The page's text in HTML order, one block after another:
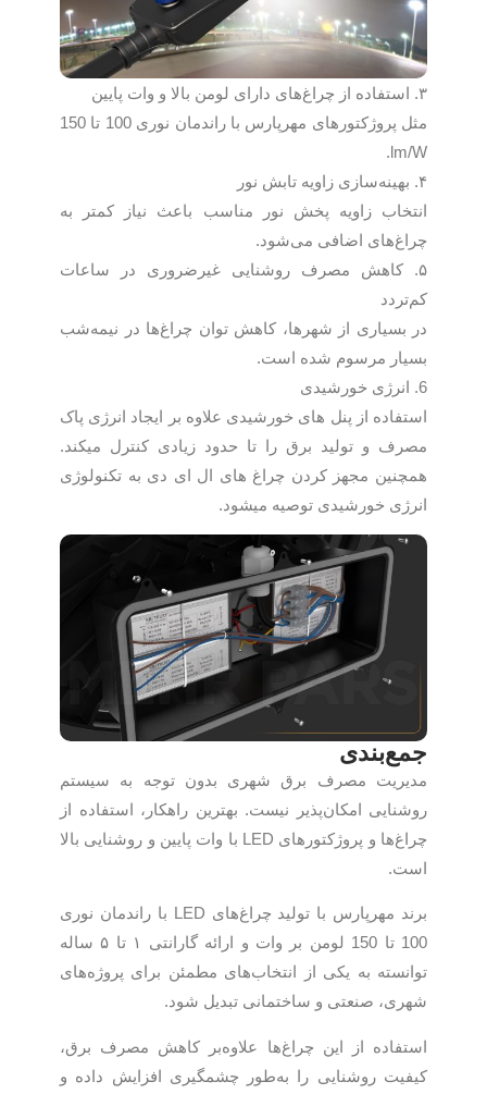
۳. استفاده از چراغ‌های دارای لومن بالا و وات پایین
مثل پروژکتورهای مهرپارس با راندمان نوری 100 تا 150
lm/W.
۴. بهینه‌سازی زاویه تابش نور
انتخاب زاویه پخش نور مناسب باعث نیاز کمتر به
چراغ‌های اضافی می‌شود.
۵. کاهش مصرف روشنایی غیرضروری در ساعات
کم‌تردد
در بسیاری از شهرها، کاهش توان چراغ‌ها در نیمه‌شب
بسیار مرسوم شده است.
6. انرژی خورشیدی
استفاده از پنل های خورشیدی علاوه بر ایجاد انرژی پاک
مصرف و تولید برق را تا حدود زیادی کنترل میکند.
همچنین مجهز کردن چراغ های ال ای دی به تکنولوژی
انرژی خورشیدی توصیه میشود.
جمع‌بندی
مدیریت مصرف برق شهری بدون توجه به سیستم
روشنایی امکان‌پذیر نیست. بهترین راهکار، استفاده از
چراغ‌ها و پروژکتورهای LED با وات پایین و روشنایی بالا
است.
برند مهرپارس با تولید چراغ‌های LED با راندمان نوری
100 تا 150 لومن بر وات و ارائه گارانتی ۱ تا ۵ ساله
توانسته به یکی از انتخاب‌های مطمئن برای پروژه‌های
شهری، صنعتی و ساختمانی تبدیل شود.
استفاده از این چراغ‌ها علاوه‌بر کاهش مصرف برق،
کیفیت روشنایی را به‌طور چشمگیری افزایش داده و